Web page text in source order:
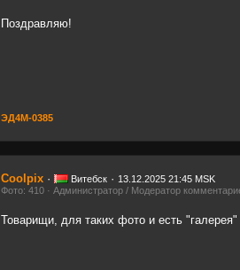
Поздравляю!
ЭД4М-0385
Coolpix · Витебск · 13.12.2025 21:45 MSK
Фото: 410 · Администратор / Модератор
Товарищи, для таких фото и есть "галерея"